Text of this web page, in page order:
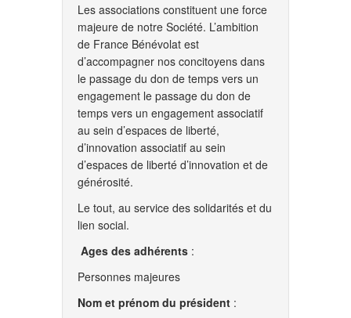
Les associations constituent une force
majeure de notre Société. L’ambition
de France Bénévolat est
d’accompagner nos concitoyens dans
le passage du don de temps vers un
engagement le passage du don de
temps vers un engagement associatif
au sein d’espaces de liberté,
d’innovation associatif au sein
d’espaces de liberté d’innovation et de
générosité.
Le tout, au service des solidarités et du
lien social.
Ages des adhérents :
Personnes majeures
Nom et prénom du président :